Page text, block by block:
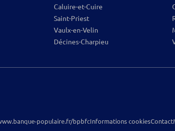
Caluire-et-Cuire
Saint-Priest
Vaulx-en-Velin
Décines-Charpieu
populaire.fr/bpbfcInformations cookiesContact